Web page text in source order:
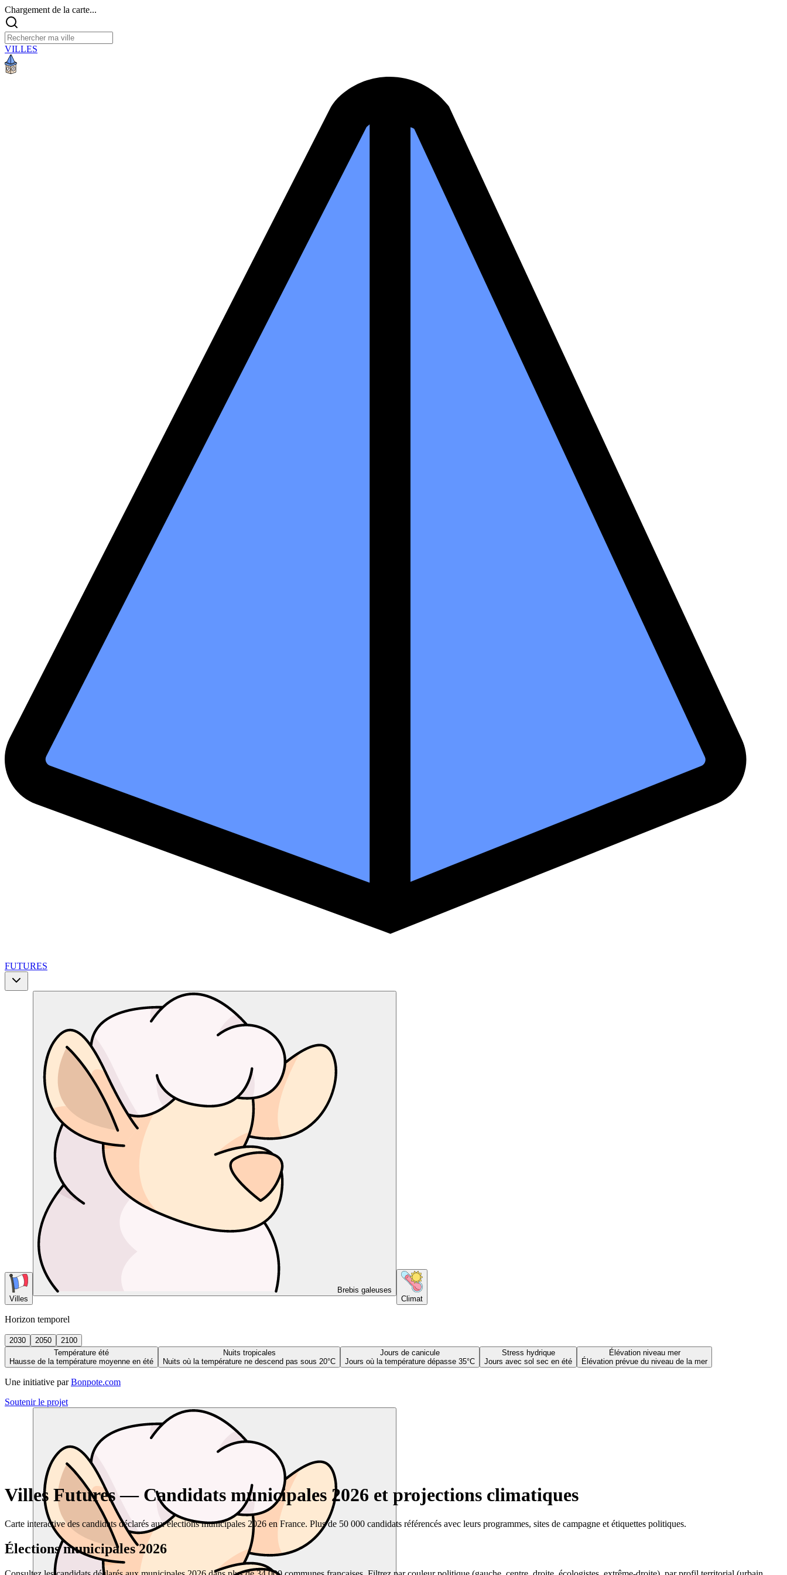
Chargement de la carte...
VILLES
FUTURES
Villes
Brebis galeuses
Climat
Horizon temporel
2030 2050
2100
Température été
Hausse de la température moyenne en été
Nuits tropicales
Nuits où la température ne descend pas sous 20°C
Jours de canicule
Jours où la température dépasse 35°C
Stress hydrique
Jours avec sol sec en été
Élévation niveau mer
Élévation prévue du niveau de la mer
Une initiative par Bonpote.com
Soutenir le projet
Villes Futures — Candidats municipales 2026 et projections climatiques
Carte interactive des candidats déclarés aux élections municipales 2026 en France. Plus de 50 000 candidats référencés avec leurs programmes, sites de campagne et étiquettes politiques.
Élections municipales 2026